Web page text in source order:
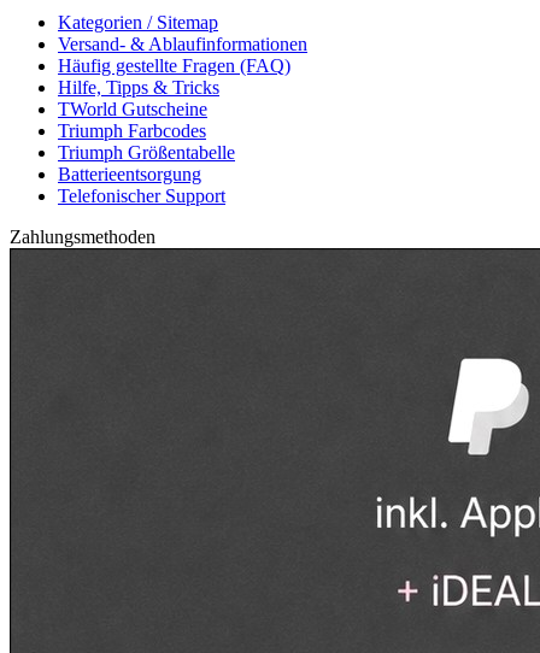
Kategorien / Sitemap
Versand- & Ablaufinformationen
Häufig gestellte Fragen (FAQ)
Hilfe, Tipps & Tricks
TWorld Gutscheine
Triumph Farbcodes
Triumph Größentabelle
Batterieentsorgung
Telefonischer Support
Zahlungsmethoden